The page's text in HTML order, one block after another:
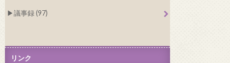
議事録 (97)
リンク